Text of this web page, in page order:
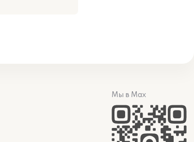
Мы в Max